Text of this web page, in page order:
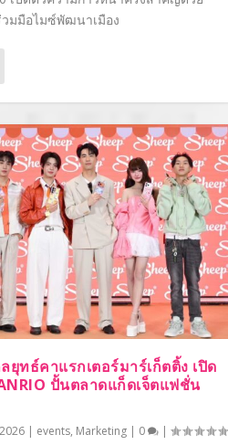
มมือไมซ์พัฒนาเมือง
ลยุทธ์คาแรกเตอร์มาร์เก็ตติ้ง เปิด
ปั้นตลาดแก็ดเจ็ตแฟชั่น
| events, Marketing| 0 |